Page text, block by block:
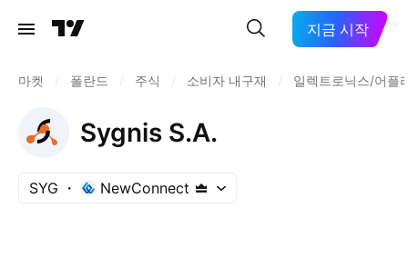
지금 시작
마켓 폴란드 주식 소비자 내구재 일렉트로닉스/어플
Sygnis S.A.
SYG NewConnect